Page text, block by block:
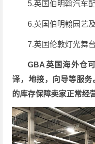
5.英国伯明翰汽车
6.英国伯明翰园艺
7.英国伦敦灯光舞
GBA英国海外仓
译，地接，向导等服
的库存保障卖家正常经